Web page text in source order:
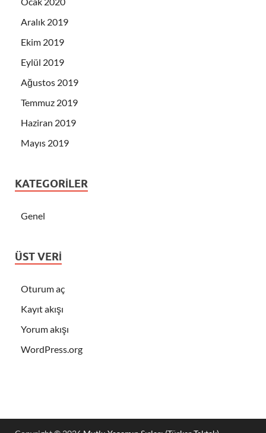
Aralık 2019
Ekim 2019
Eylül 2019
Ağustos 2019
Temmuz 2019
Haziran 2019
Mayıs 2019
KATEGORILER
Genel
ÜST VERI
Oturum aç
Kayıt akışı
Yorum akışı
WordPress.org